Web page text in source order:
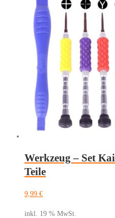
Werkzeug – Set
Teile
9,99 €
inkl. 19 % MwSt.